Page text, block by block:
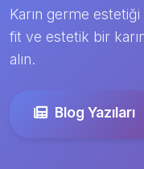
Karın germe
fit ve estetik bir
alın.
Blog Yazıları